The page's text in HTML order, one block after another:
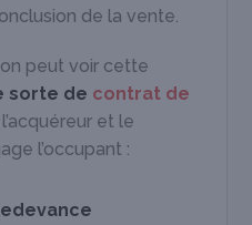
de la vente.
on peut voir cette
sorte de contrat de
et le
l’occupant :